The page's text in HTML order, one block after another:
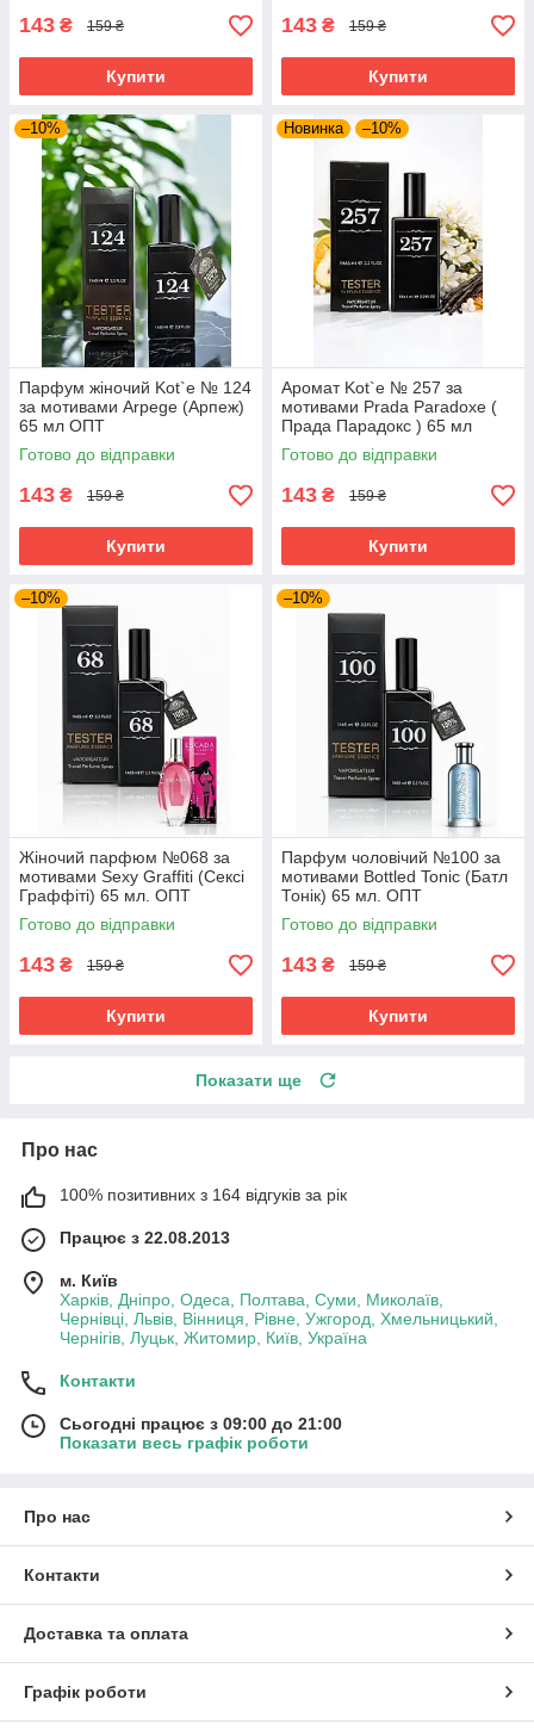
143 ₴ 159 ₴
Купити
143 ₴ 159 ₴
Купити
–10%
Парфум жіночий Kot`e № 124
за мотивами Arpege (Арпеж)
65 мл ОПТ
Готово до відправки
143 ₴ 159 ₴
Купити
Новинка –10%
Аромат Kot`e № 257 за
мотивами Prada Paradoxe (
Прада Парадокс ) 65 мл
Готово до відправки
143 ₴ 159 ₴
Купити
–10%
Жіночий парфюм №068 за
мотивами Sexy Graffiti (Сексі
Граффіті) 65 мл. ОПТ
Готово до відправки
143 ₴ 159 ₴
Купити
–10%
Парфум чоловічий №100 за
мотивами Bottled Tonic (Батл
Тонік) 65 мл. ОПТ
Готово до відправки
143 ₴ 159 ₴
Купити
Показати ще
Про нас
100% позитивних з 164 відгуків за рік
Працює з 22.08.2013
м. Київ
Харків, Дніпро, Одеса, Полтава, Суми, Миколаїв,
Чернівці, Львів, Вінниця, Рівне, Ужгород, Хмельницький,
Чернігів, Луцьк, Житомир, Київ, Україна
Контакти
Сьогодні працює з 09:00 до 21:00
Показати весь графік роботи
Про нас
Контакти
Доставка та оплата
Графік роботи